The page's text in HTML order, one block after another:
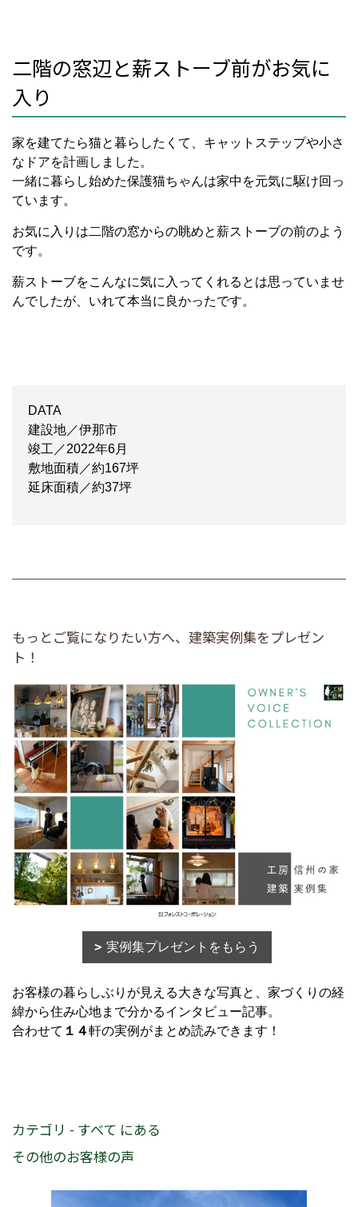
二階の窓辺と薪ストーブ前がお気に
入り
家を建てたら猫と暮らしたくて、キャットステップや小さ
なドアを計画しました。
一緒に暮らし始めた保護猫ちゃんは家中を元気に駆け回っ
ています。
お気に入りは二階の窓からの眺めと薪ストーブの前のよう
です。
薪ストーブをこんなに気に入ってくれるとは思っていませ
んでしたが、いれて本当に良かったです。
DATA
建設地／伊那市
竣工／2022年6月
敷地面積／約167坪
延床面積／約37坪
もっとご覧になりたい方へ、建築実例集をプレゼン
ト！
実例集プレゼントをもらう
お客様の暮らしぶりが見える大きな写真と、家づくりの経
緯から住み心地まで分かるインタビュー記事。
合わせて １４軒の実例がまとめ読みできます！
カテゴリ - すべて にある
その他のお客様の声